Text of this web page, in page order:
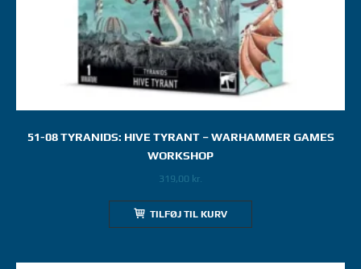
51-08 TYRANIDS: HIVE TYRANT – WARHAMMER GAMES
WORKSHOP
319,00 kr.
TILFØJ TIL KURV